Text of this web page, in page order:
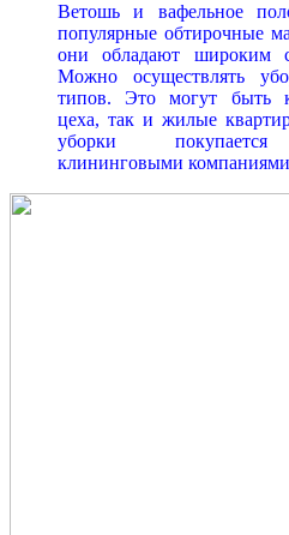
Ветошь и вафельное
популярные обтирочные
они обладают широким
Можно осуществлять
типов. Это могут быть
цеха, так и жилые
уборки покупается
клининговыми